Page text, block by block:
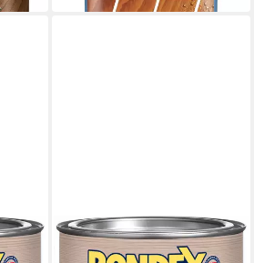
BONDEX
Hartholzöl Bondex Hartholz-